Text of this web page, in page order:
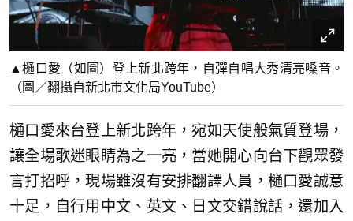
▲樋口愛（如圖）登上新北跨年，自彈自唱大秀清亮嗓音。
（圖／翻攝自新北市文化局YouTube）
樋口愛來台登上新北跨年，宛如天使般氣質登場，
讓全場歌迷眼睛為之一亮，當她開心向台下觀眾發
言打招呼，現場雖沒有安排翻譯人員，樋口愛誠意
十足，自行用中文、英文、日文交錯說話，還加入